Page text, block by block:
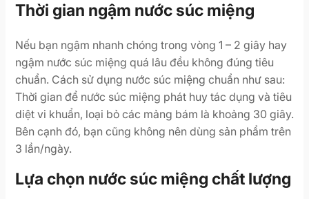
Thời gian ngậm nước súc miệng
Nếu bạn ngậm nhanh chóng trong vòng 1 – 2 giây hay
ngậm nước súc miệng quá lâu đều không đúng tiêu
chuẩn. Cách sử dụng nước súc miệng chuẩn như sau:
Thời gian để nước súc miệng phát huy tác dụng và tiêu
diệt vi khuẩn, loại bỏ các mảng bám là khoảng 30 giây.
Bên cạnh đó, bạn cũng không nên dùng sản phẩm trên
3 lần/ngày.
Lựa chọn nước súc miệng chất lượng